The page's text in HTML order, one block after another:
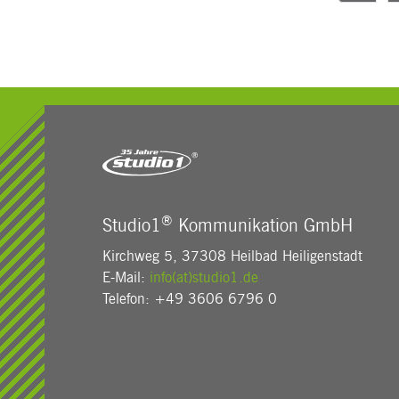
Studio1® Kommunikation GmbH
Kirchweg 5, 37308 Heilbad Heiligenstadt
E-Mail: info(at)studio1.de
Telefon: +49 3606 6796 0